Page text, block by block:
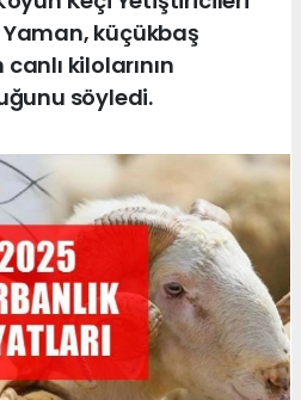
Yaman, küçükbaş
canlı kilolarının
söyledi.